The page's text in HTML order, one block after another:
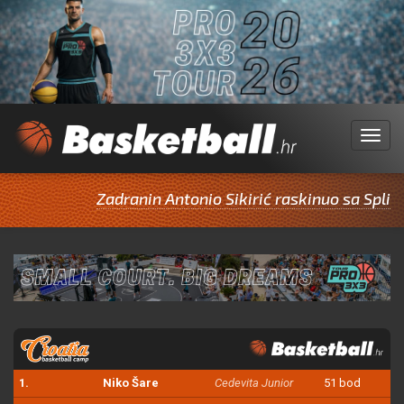
Menu
Zadranin Antonio Sikirić raskinuo sa
1. Niko Šare Cedevita Junior 51 bod